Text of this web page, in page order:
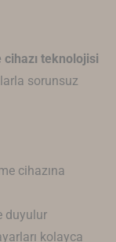
teknolojisi
sorunsuz
cihazına
duyulur
kolayca